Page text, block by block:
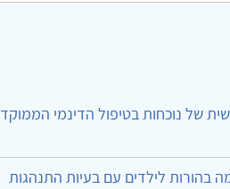
של נוכחות בטיפול הדינמי הממוקד
בהורות לילדים עם בעיות התנהגות